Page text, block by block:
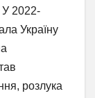
2022-
Україну
розлука